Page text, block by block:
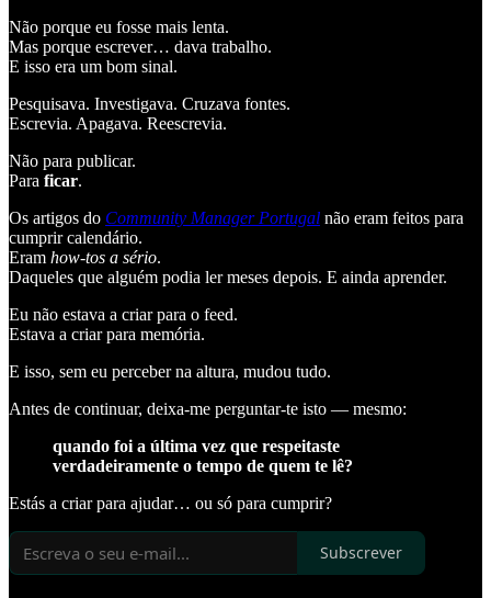
Não porque eu fosse mais lenta.
Mas porque escrever… dava trabalho.
E isso era um bom sinal.
Pesquisava. Investigava. Cruzava fontes.
Escrevia. Apagava. Reescrevia.
Não para publicar.
Para ficar.
Os artigos do Community Manager Portugal não eram feitos para
cumprir calendário.
Eram how-tos a sério.
Daqueles que alguém podia ler meses depois. E ainda aprender.
Eu não estava a criar para o feed.
Estava a criar para memória.
E isso, sem eu perceber na altura, mudou tudo.
Antes de continuar, deixa-me perguntar-te isto — mesmo:
quando foi a última vez que respeitaste
verdadeiramente o tempo de quem te lê?
Estás a criar para ajudar… ou só para cumprir?
Subscrever